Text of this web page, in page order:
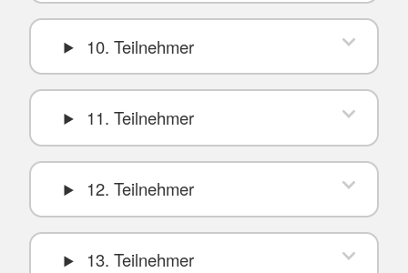
10. Teilnehmer
11. Teilnehmer
12. Teilnehmer
13. Teilnehmer